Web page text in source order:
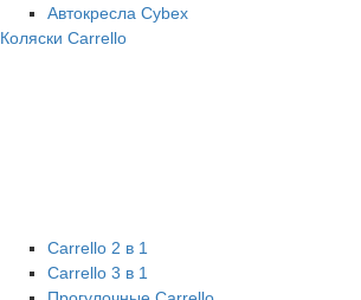
Автокресла Cybex
Коляски Carrello
Carrello 2 в 1
Carrello 3 в 1